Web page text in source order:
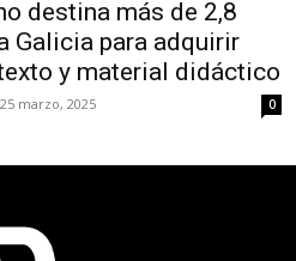
destina más de 2,8
Galicia para adquirir
y material didáctico
25 marzo, 2025 0